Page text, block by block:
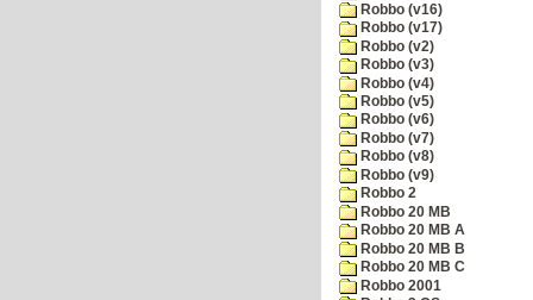
Robbo (v16)
Robbo (v17)
Robbo (v2)
Robbo (v3)
Robbo (v4)
Robbo (v5)
Robbo (v6)
Robbo (v7)
Robbo (v8)
Robbo (v9)
Robbo 2
Robbo 20 MB
Robbo 20 MB A
Robbo 20 MB B
Robbo 20 MB C
Robbo 2001